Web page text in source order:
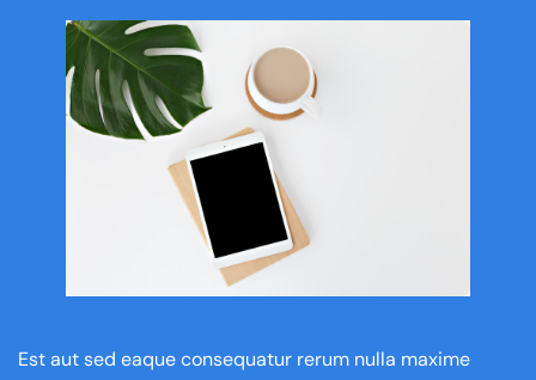
Est aut sed eaque consequatur rerum nulla maxime